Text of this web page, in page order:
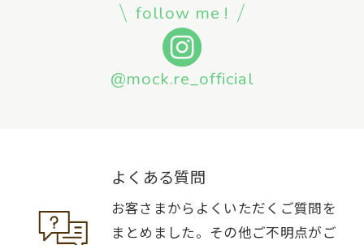
follow me !
@mock.re_official
よくある質問
お客さまからよくいただくご質問を
まとめました。その他ご不明点がご